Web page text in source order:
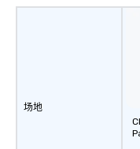
场地